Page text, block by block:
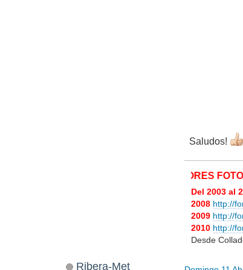
Saludos!
MIS MEJORES
Del 2003 al
2008 http://
2009 http://
2010 http://
Desde
Ribera-Met